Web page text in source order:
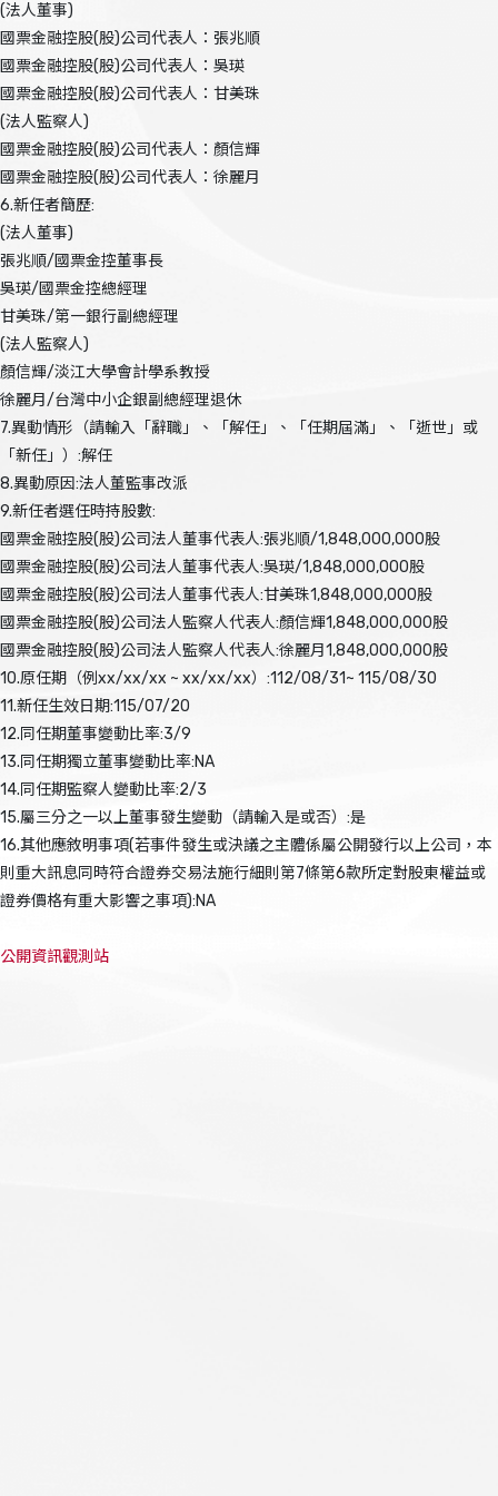
(法人董事)
國票金融控股(股)公司代表人：張兆順
國票金融控股(股)公司代表人：吳瑛
國票金融控股(股)公司代表人：甘美珠
(法人監察人)
國票金融控股(股)公司代表人：顏信輝
國票金融控股(股)公司代表人：徐麗月
6.新任者簡歷:
(法人董事)
張兆順/國票金控董事長
吳瑛/國票金控總經理
甘美珠/第一銀行副總經理
(法人監察人)
顏信輝/淡江大學會計學系教授
徐麗月/台灣中小企銀副總經理退休
7.異動情形（請輸入「辭職」、「解任」、「任期屆滿」、「逝世」或
「新任」）:解任
8.異動原因:法人董監事改派
9.新任者選任時持股數:
國票金融控股(股)公司法人董事代表人:張兆順/1,848,000,000股
國票金融控股(股)公司法人董事代表人:吳瑛/1,848,000,000股
國票金融控股(股)公司法人董事代表人:甘美珠1,848,000,000股
國票金融控股(股)公司法人監察人代表人:顏信輝1,848,000,000股
國票金融控股(股)公司法人監察人代表人:徐麗月1,848,000,000股
10.原任期（例xx/xx/xx ~ xx/xx/xx）:112/08/31~ 115/08/30
11.新任生效日期:115/07/20
12.同任期董事變動比率:3/9
13.同任期獨立董事變動比率:NA
14.同任期監察人變動比率:2/3
15.屬三分之一以上董事發生變動（請輸入是或否）:是
16.其他應敘明事項(若事件發生或決議之主體係屬公開發行以上公司，本
則重大訊息同時符合證券交易法施行細則第7條第6款所定對股東權益或
證券價格有重大影響之事項):NA
公開資訊觀測站